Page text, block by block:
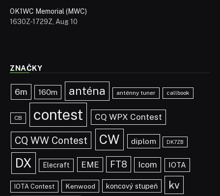
OK1WC Memorial (MWC)
1630Z-1729Z, Aug 10
ZNAČKY
6m 160m anténa anténny tuner callbook
CB contest CQ WPX Contest
CQ WW Contest CW diplom DK7ZB
DX Elecraft EME FT8 Icom IOTA
IOTA Contest Kenwood koncový stupeň kv